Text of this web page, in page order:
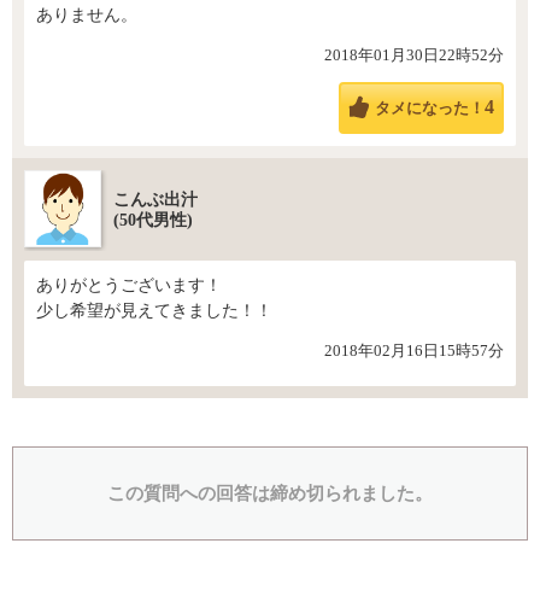
ありません。
2018年01月30日22時52分
タメになった！ 4
こんぶ出汁
(50代男性)
ありがとうございます！
少し希望が見えてきました！！
2018年02月16日15時57分
この質問への回答は締め切られました。